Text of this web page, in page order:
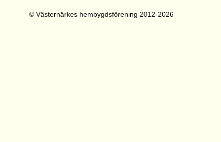
© Västernärkes hembygdsförening 2012-2026